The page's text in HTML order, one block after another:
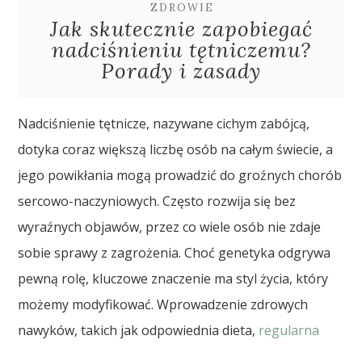
ZDROWIE
Jak skutecznie zapobiegać
nadciśnieniu tętniczemu?
Porady i zasady
Nadciśnienie tętnicze, nazywane cichym zabójcą,
dotyka coraz większą liczbę osób na całym świecie, a
jego powikłania mogą prowadzić do groźnych chorób
sercowo-naczyniowych. Często rozwija się bez
wyraźnych objawów, przez co wiele osób nie zdaje
sobie sprawy z zagrożenia. Choć genetyka odgrywa
pewną rolę, kluczowe znaczenie ma styl życia, który
możemy modyfikować. Wprowadzenie zdrowych
nawyków, takich jak odpowiednia dieta, regularna